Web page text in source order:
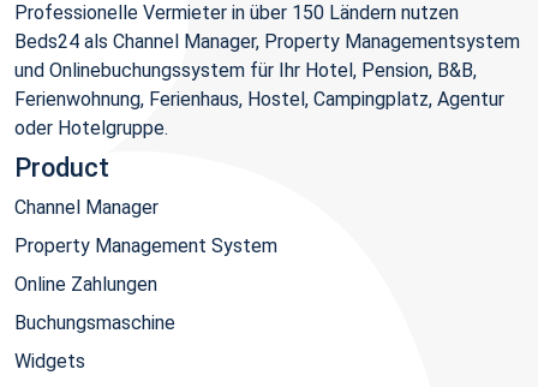
Professionelle Vermieter in über 150 Ländern nutzen
Beds24 als Channel Manager, Property Managementsystem
und Onlinebuchungssystem für Ihr Hotel, Pension, B&B,
Ferienwohnung, Ferienhaus, Hostel, Campingplatz, Agentur
oder Hotelgruppe.
Product
Channel Manager
Property Management System
Online Zahlungen
Buchungsmaschine
Widgets